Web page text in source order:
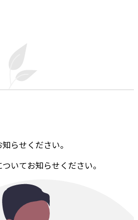
らせください。
いてお知らせください。